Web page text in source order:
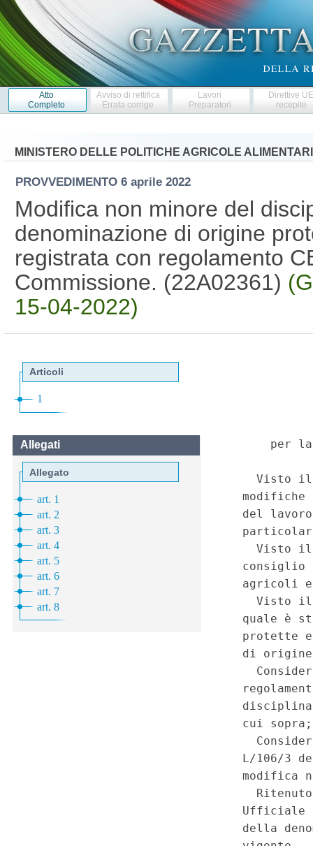
Atto
Completo
Avviso di rettifica
Errata corrige
Lavori
Preparatori
Direttive
recepite
MINISTERO DELLE POLITICHE AGRICOLE
PROVVEDIMENTO 6 aprile 2022
Modifica non minore del
denominazione di origine
registrata con regolamento
Commissione. (22A02361)
15-04-2022)